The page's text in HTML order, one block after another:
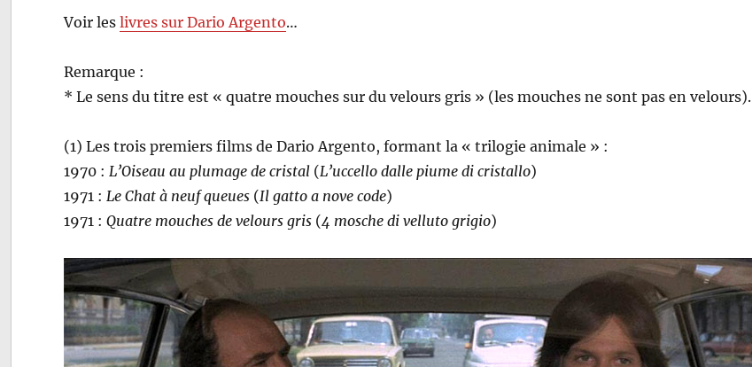
Voir leslivres sur Dario Argento…
Remarque :
* Le sens du titre est « quatre mouches sur du velours gris » (les mouches ne sont pas en velours).
(1) Les trois premiers films de Dario Argento, formant la « trilogie animale » :
1970 : L’Oiseau au plumage de cristal (L’uccello dalle piume di cristallo)
1971 : Le Chat à neuf queues (Il gatto a nove code)
1971 :Quatre mouches de velours gris (4 mosche di velluto grigio)